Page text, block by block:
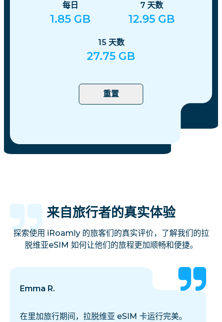
每日
1.85 GB
7 天数
12.95 GB
15 天数
27.75 GB
重置
来自旅行者的真实体验
探索使用 iRoamly 的旅客们的真实评价，了解我们的拉
脱维亚eSIM 如何让他们的旅程更加顺畅和便捷。
Emma R.
在里加旅行期间，拉脱维亚 eSIM 卡运行完美。